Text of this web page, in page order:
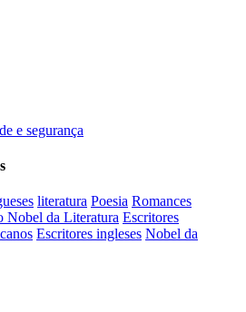
e segurança
literatura Poesia Romances
Nobel da Literatura Escritores
Escritores ingleses Nobel da